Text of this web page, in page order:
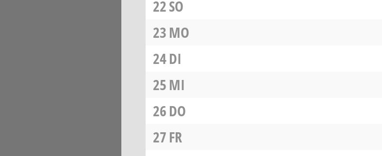
22SO
23MO
24DI
25MI
26DO
27FR